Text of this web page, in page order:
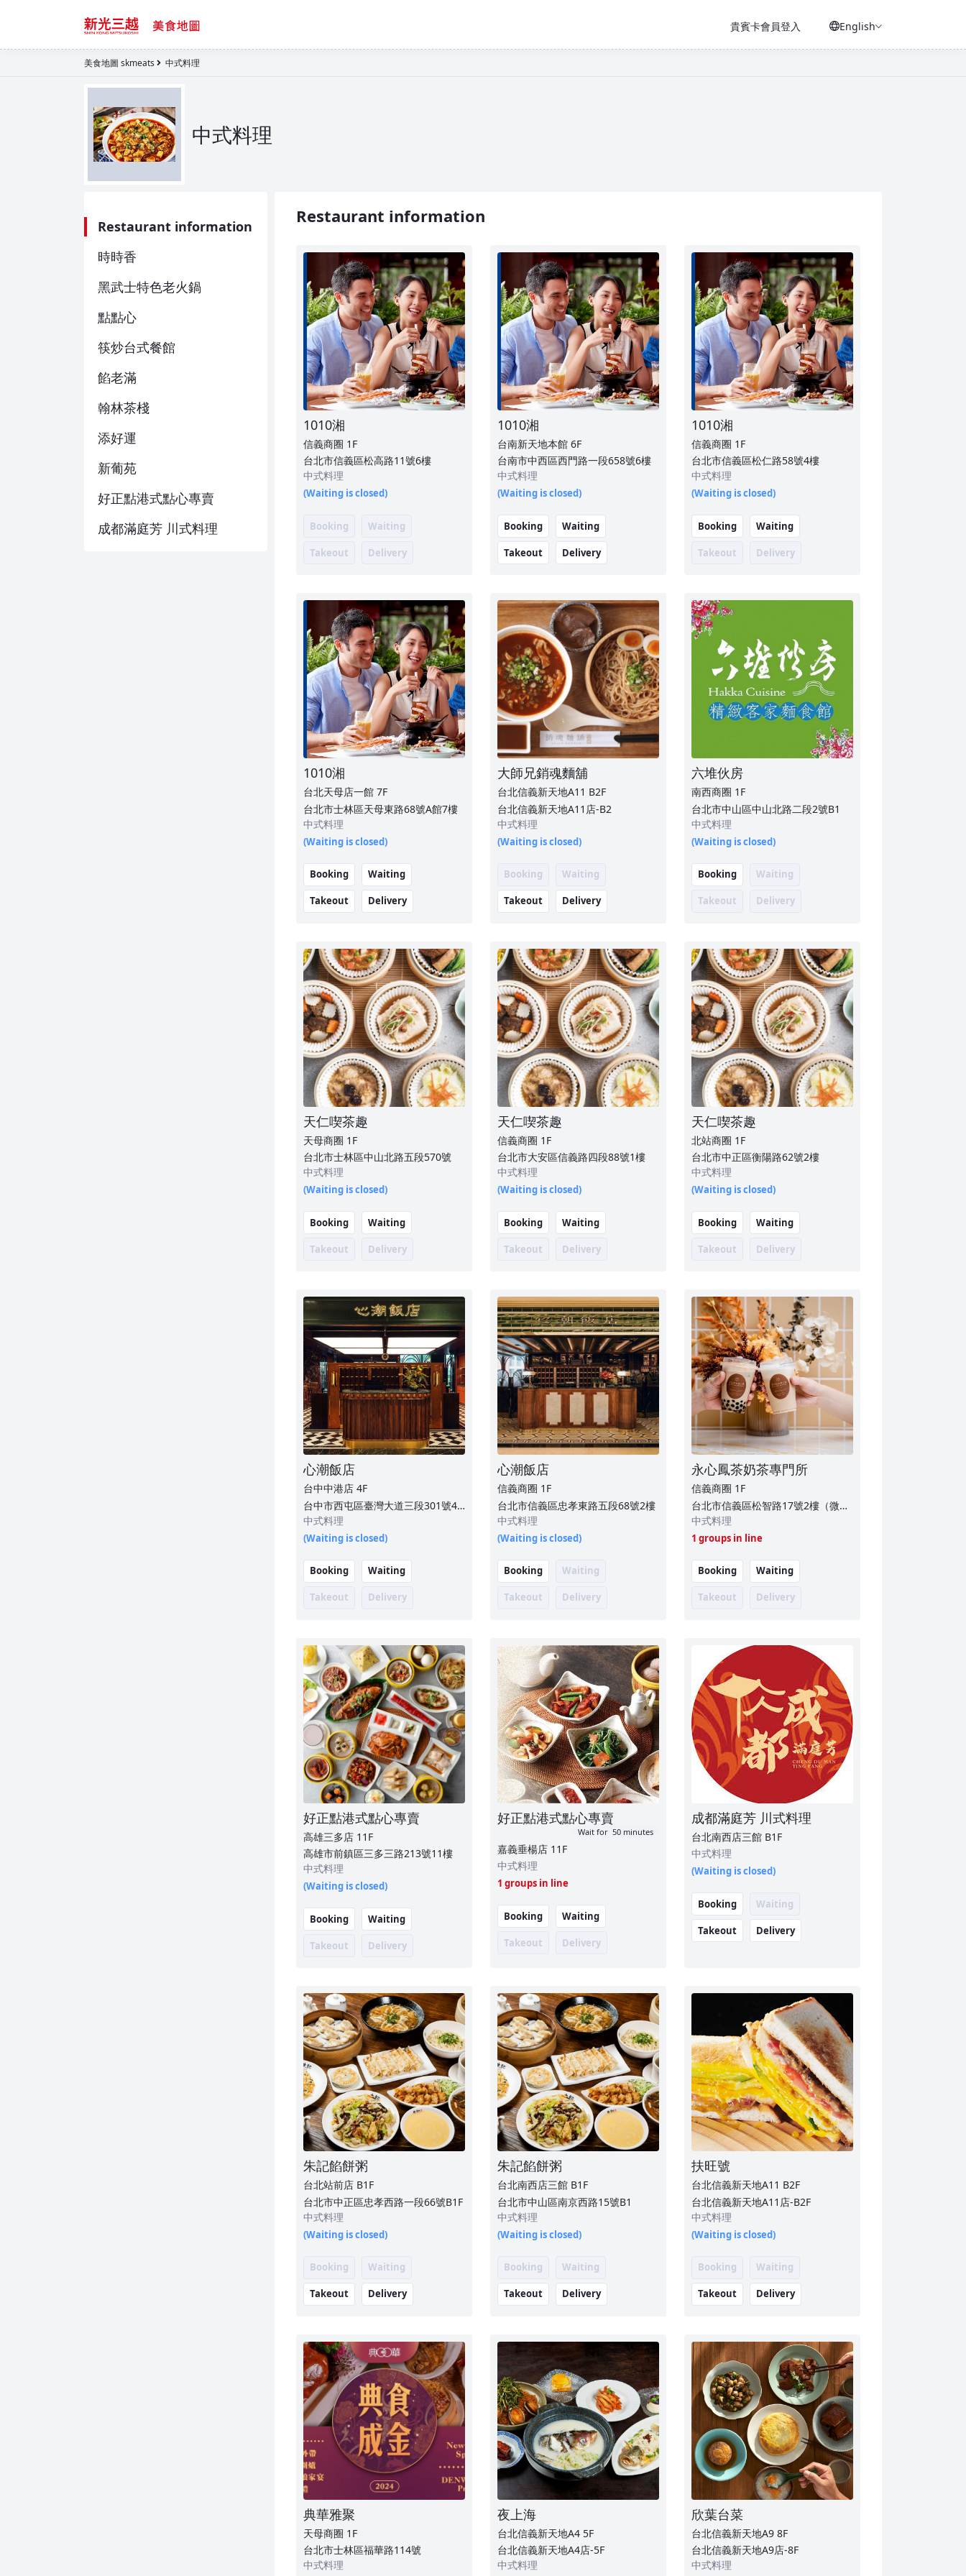
貴賓卡會員登入 English
美食地圖 skmeats 中式料理
中式料理
Restaurant information
時時香
黑武士特色老火鍋
點點心
筷炒台式餐館
餡老滿
翰林茶棧
添好運
新葡苑
好正點港式點心專賣
成都滿庭芳 川式料理
Restaurant information
1010湘
信義商圈 1F
台北市信義區松高路11號6樓
中式料理
(Waiting is closed)
Booking Waiting
Takeout Delivery
1010湘
台南新天地本館 6F
台南市中西區西門路一段658號6樓
中式料理
(Waiting is closed)
Booking Waiting
Takeout Delivery
1010湘
信義商圈 1F
台北市信義區松仁路58號4樓
中式料理
(Waiting is closed)
Booking Waiting
Takeout Delivery
1010湘
台北天母店一館 7F
台北市士林區天母東路68號A館7樓
中式料理
(Waiting is closed)
Booking Waiting
Takeout Delivery
大師兄銷魂麵舖
台北信義新天地A11 B2F
台北信義新天地A11店-B2
中式料理
(Waiting is closed)
Booking Waiting
Takeout Delivery
六堆伙房
南西商圈 1F
台北市中山區中山北路二段2號B1
中式料理
(Waiting is closed)
Booking Waiting
Takeout Delivery
天仁喫茶趣
天母商圈 1F
台北市士林區中山北路五段570號
中式料理
(Waiting is closed)
Booking Waiting
Takeout Delivery
天仁喫茶趣
信義商圈 1F
台北市大安區信義路四段88號1樓
中式料理
(Waiting is closed)
Booking Waiting
Takeout Delivery
天仁喫茶趣
北站商圈 1F
台北市中正區衡陽路62號2樓
中式料理
(Waiting is closed)
Booking Waiting
Takeout Delivery
心潮飯店
台中中港店 4F
台中市西屯區臺灣大道三段301號4
樓
中式料理
(Waiting is closed)
Booking Waiting
Takeout Delivery
心潮飯店
信義商圈 1F
台北市信義區忠孝東路五段68號2樓
中式料理
(Waiting is closed)
Booking Waiting
Takeout Delivery
永心鳳茶奶茶專門所
信義商圈 1F
台北市信義區松智路17號2樓（微風
南山）
中式料理
1 groups in line
Booking Waiting
Takeout Delivery
好正點港式點心專賣
高雄三多店 11F
高雄市前鎮區三多三路213號11樓
中式料理
(Waiting is closed)
Booking Waiting
Takeout Delivery
好正點港式點心專賣
Wait for 50 minutes
嘉義垂楊店 11F
中式料理
1 groups in line
Booking Waiting
Takeout Delivery
成都滿庭芳 川式料理
台北南西店三館 B1F
中式料理
(Waiting is closed)
Booking Waiting
Takeout Delivery
朱記餡餅粥
台北站前店 B1F
台北市中正區忠孝西路一段66號B1F
中式料理
(Waiting is closed)
Booking Waiting
Takeout Delivery
朱記餡餅粥
台北南西店三館 B1F
台北市中山區南京西路15號B1
中式料理
(Waiting is closed)
Booking Waiting
Takeout Delivery
扶旺號
台北信義新天地A11 B2F
台北信義新天地A11店-B2F
中式料理
(Waiting is closed)
Booking Waiting
Takeout Delivery
典華雅聚
天母商圈 1F
台北市士林區福華路114號
中式料理
夜上海
台北信義新天地A4 5F
台北信義新天地A4店-5F
中式料理
欣葉台菜
台北信義新天地A9 8F
台北信義新天地A9店-8F
中式料理